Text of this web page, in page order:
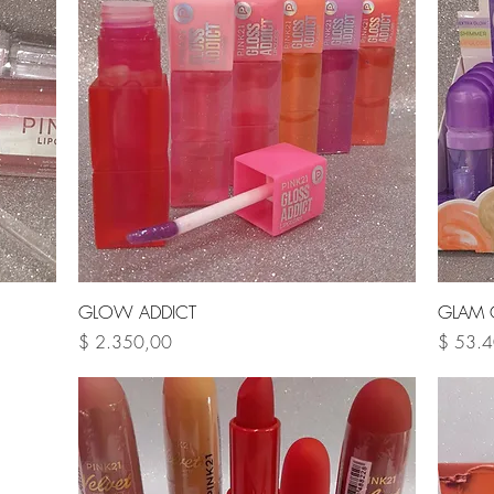
GLOW ADDICT
Precio
$ 2.350,00
GLAM
Precio
$